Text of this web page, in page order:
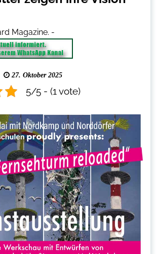
Magazine. -
27. Oktober 2025
5/5 - (1 vote)